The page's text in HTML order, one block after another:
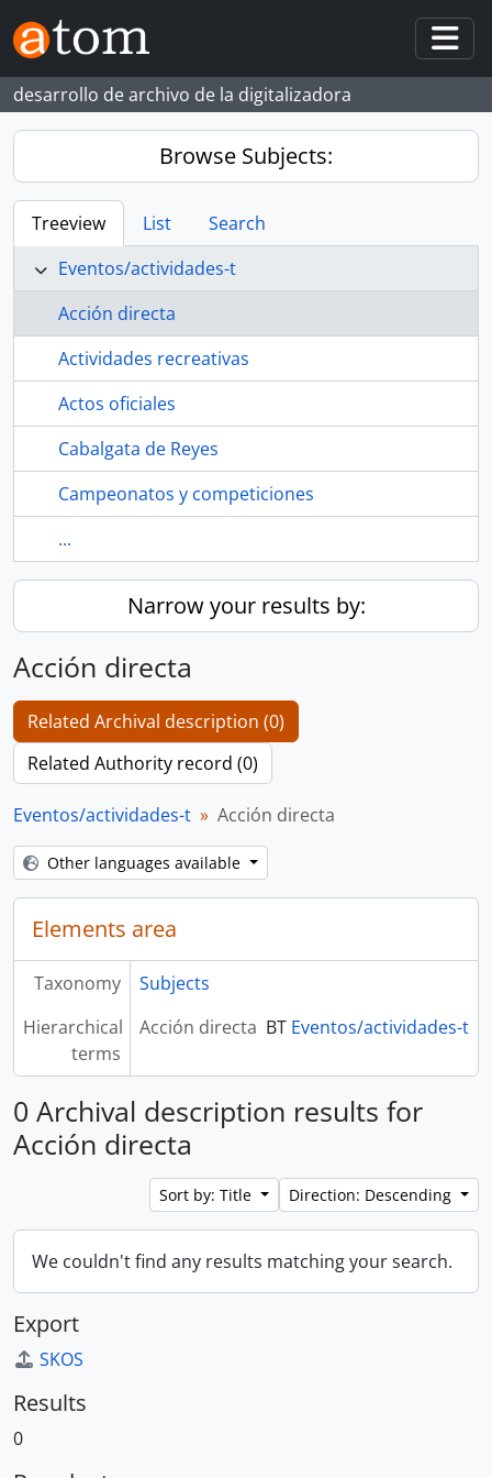
Skip to main content
desarrollo de archivo de la digitalizadora
Browse Subjects:
Treeview List
Search
Eventos/actividades-t
Acción directa
Actividades recreativas
Actos oficiales
Cabalgata de Reyes
Campeonatos y competiciones
...
Narrow your results by:
Acción directa
Related Archival description (0)
Related Authority record (0)
Eventos/actividades-t Acción directa
Other languages available
Elements area
Taxonomy
Subjects
Hierarchical
terms
Acción directa BT Eventos/actividades-t
0 Archival description results for
Acción directa
Sort by: Title Direction: Descending
We couldn't find any results matching your search.
Export
SKOS
Results
0